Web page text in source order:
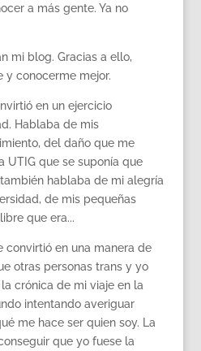
a más gente. Ya no
mi blog. Gracias a ello,
y conocerme mejor.
en un ejercicio
Hablaba de mis
del daño que me
UTIG que se suponía que
hablaba de mi alegría
de mis pequeñas
que era...
convirtió en una manera de
otras personas trans y yo
crónica de mi viaje en la
intentando averiguar
me hace ser quien soy. La
que yo fuese la